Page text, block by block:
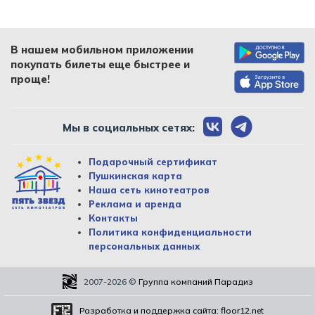
В нашем мобильном приложении
покупать билеты еще быстрее и
проще!
Мы в социальных сетях:
Подарочный сертификат
Пушкинская карта
Наша сеть кинотеатров
Реклама и аренда
Контакты
Политика конфиденциальности
персональных данных
2007-2026 © Группа компаний Парадиз
Разработка и поддержка сайта: floor12.net